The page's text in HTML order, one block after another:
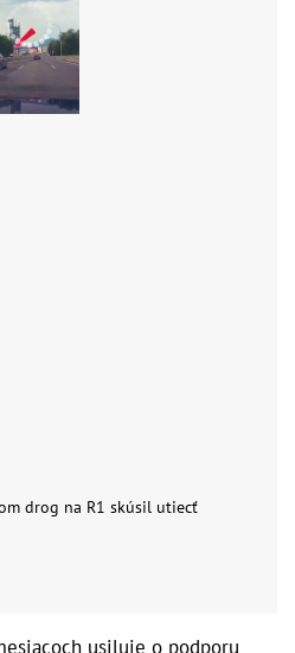
drog na R1 skúsil utiecť
usiluje o podporu